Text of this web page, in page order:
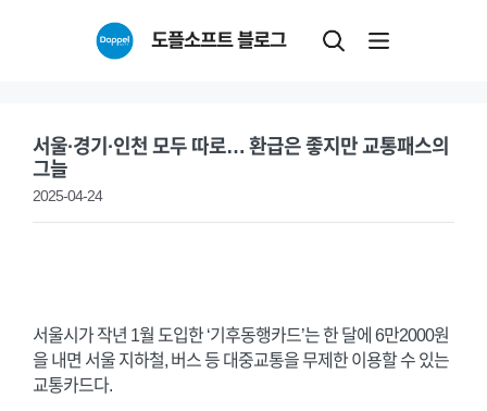
도플소프트 블로그
서울·경기·인천 모두 따로… 환급은 좋지만 교통패스의
그늘
2025-04-24
서울시가 작년 1월 도입한 ‘기후동행카드’는 한 달에 6만2000원
을 내면 서울 지하철, 버스 등 대중교통을 무제한 이용할 수 있는
교통카드다.